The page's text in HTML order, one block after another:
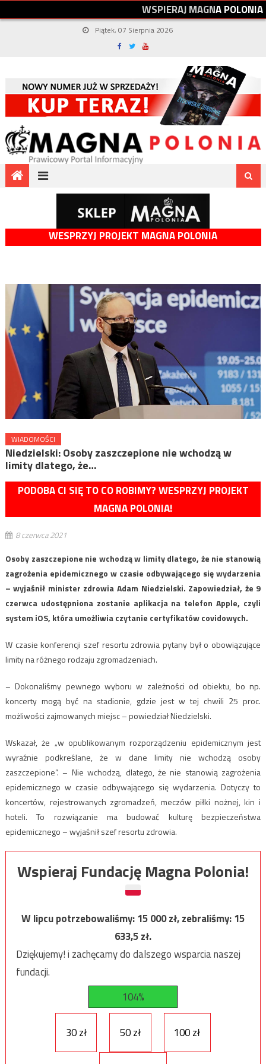
WSPIERAJMAGNAPOLONIA
Piątek, 07 Sierpnia 2026
WESPRZYJ PROJEKT MAGNA POLONIA
WIADOMOŚCI
Niedzielski: Osoby zaszczepione nie wchodzą w
limity dlatego, że…
PODOBA CI SIĘ TO CO ROBIMY? WESPRZYJ PROJEKT
MAGNA POLONIA!
8 czerwca 2021
Osoby zaszczepione nie wchodzą w limity dlatego, że nie stanowią
zagrożenia epidemicznego w czasie odbywającego się wydarzenia
– wyjaśnił minister zdrowia Adam Niedzielski. Zapowiedział, że 9
czerwca udostępniona zostanie aplikacja na telefon Apple, czyli
system iOS, która umożliwia czytanie certyfikatów covidowych.
W czasie konferencji szef resortu zdrowia pytany był o obowiązujące
limity na różnego rodzaju zgromadzeniach.
– Dokonaliśmy pewnego wyboru w zależności od obiektu, bo np.
koncerty mogą być na stadionie, gdzie jest w tej chwili 25 proc.
możliwości zajmowanych miejsc – powiedział Niedzielski.
Wskazał, że „w opublikowanym rozporządzeniu epidemicznym jest
wyraźnie podkreślane, że w dane limity nie wchodzą osoby
zaszczepione”. – Nie wchodzą, dlatego, że nie stanowią zagrożenia
epidemicznego w czasie odbywającego się wydarzenia. Dotyczy to
koncertów, rejestrowanych zgromadzeń, meczów piłki nożnej, kin i
hoteli. To rozwiązanie ma budować kulturę bezpieczeństwa
epidemicznego – wyjaśnił szef resortu zdrowia.
Wspieraj Fundację Magna Polonia!
W lipcu potrzebowaliśmy:15 000zł, zebraliśmy:15
633,5zł.
Dziękujemy! i zachęcamy do dalszego wsparcia naszej
fundacji.
104%
30 zł 50 zł 100 zł